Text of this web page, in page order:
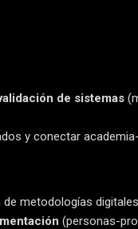
de sistemas
y conectar
metodologías
(personas-